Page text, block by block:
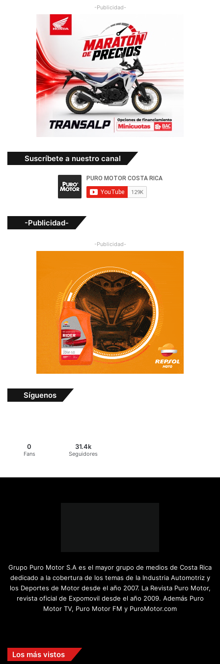
-Publicidad-
Suscríbete a nuestro canal
-Publicidad-
-Publicidad-
Síguenos
0
Fans
31.4k
Seguidores
Grupo Puro Motor S.A es el mayor grupo de medios de Costa Rica
dedicado a la cobertura de los temas de la Industria Automotriz y
los Deportes de Motor desde el año 2007. La Revista Puro Motor,
revista oficial de Expomovil desde el año 2009. Además Puro
Motor TV, Puro Motor FM y PuroMotor.com
Los más vistos